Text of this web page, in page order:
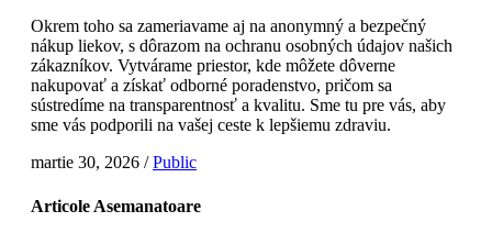
Okrem toho sa zameriavame aj na anonymný a bezpečný
nákup liekov, s dôrazom na ochranu osobných údajov našich
zákazníkov. Vytvárame priestor, kde môžete dôverne
nakupovať a získať odborné poradenstvo, pričom sa
sústredíme na transparentnosť a kvalitu. Sme tu pre vás, aby
sme vás podporili na vašej ceste k lepšiemu zdraviu.
martie 30, 2026 / Public
Articole Asemanatoare